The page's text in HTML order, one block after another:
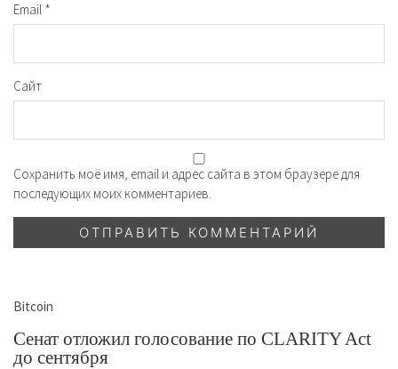
Email *
Сайт
Сохранить моё имя, email и адрес сайта в этом браузере для
последующих моих комментариев.
Bitcoin
Сенат отложил голосование по CLARITY Act
до сентября